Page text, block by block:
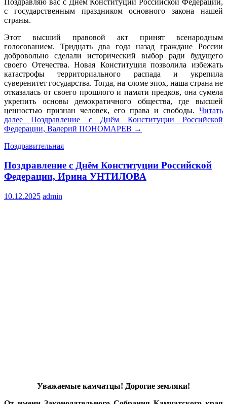
с государственным праздником основного закона нашей
страны.
Этот высший правовой акт принят всенародным
голосованием. Тридцать два года назад граждане России
добровольно сделали исторический выбор ради будущего
своего Отечества. Новая Конституция позволила избежать
катастрофы территориального распада и укрепила
суверенитет государства. Тогда, на сломе эпох, наша страна не
отказалась от своего прошлого и памяти предков, она сумела
укрепить основы демократичного общества, где высшей
ценностью признан человек, его права и свободы. Читать
далееПоздравление с Днём Конституции Российской
Федерации, Валерий ПОНОМАРЕВ →
Поздравительная
Поздравление с Днём Конституции Российской
Федерации, Ирина УНТИЛОВА
10.12.2025 admin
Уважаемые камчатцы! Дорогие земляки!